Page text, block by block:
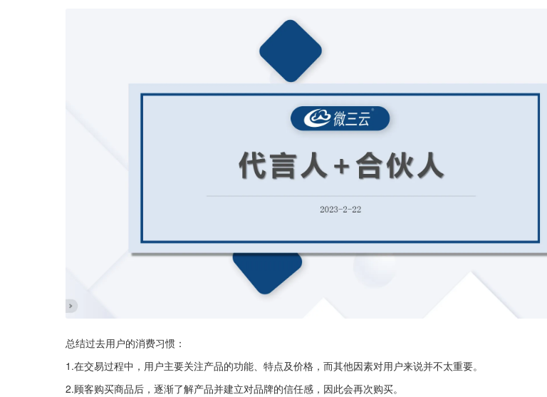
总结过去用户的消费习惯：
1.在交易过程中，用户主要关注产品的功能、特点及价格，而其他因素对用户来说并不太重要。
2.顾客购买商品后，逐渐了解产品并建立对品牌的信任感，因此会再次购买。